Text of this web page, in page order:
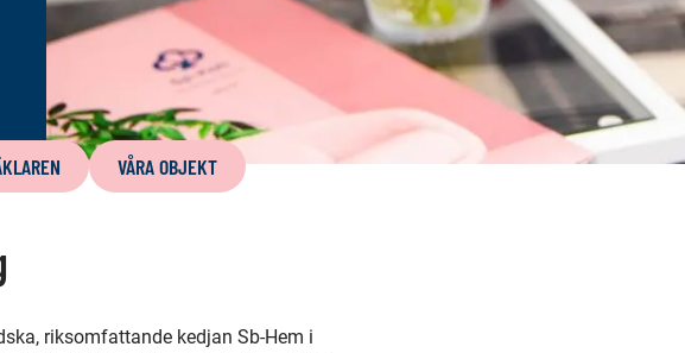
VÅRA OBJEKT
riksomfattande kedjan Sb-Hem i